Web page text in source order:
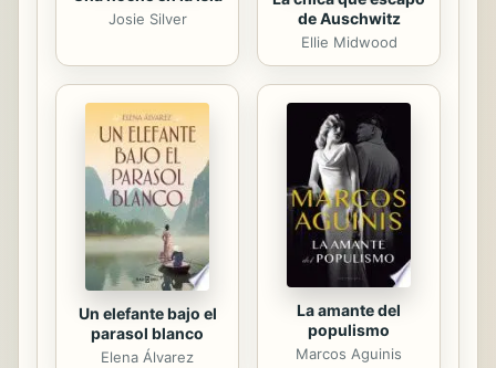
Josie Silver
de Auschwitz
Ellie Midwood
Un elefante bajo el
parasol blanco
Elena Álvarez
La amante del
populismo
Marcos Aguinis